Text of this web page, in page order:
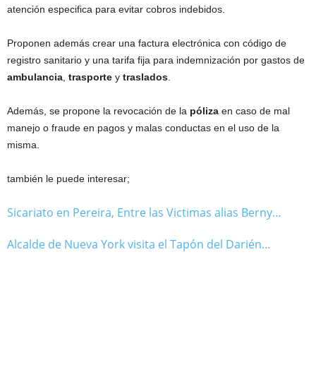
atención especifica para evitar cobros indebidos.
Proponen además crear una factura electrónica con código de
registro sanitario y una tarifa fija para indemnización por gastos de
ambulancia trasporte y traslados
Además, se propone la revocación de la póliza en caso de mal
manejo o fraude en pagos y malas conductas en el uso de la
misma.
también le puede interesar;
Sicariato en Pereira, Entre las Victimas alias Berny…
Alcalde de Nueva York visita el Tapón del Darién…